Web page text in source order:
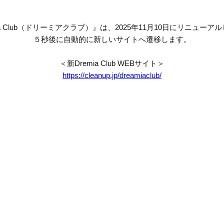
Club（ドリーミアクラブ）』は、2025年11月10日にリニューアル
５秒後に自動的に新しいサイトへ遷移します。
＜新Dremia Club WEBサイト＞
https://cleanup.jp/dreamiaclub/